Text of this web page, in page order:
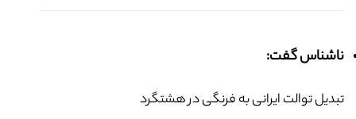
ناشناس گفت:
تبدیل توالت ایرانی به فرنگی در هشتگرد